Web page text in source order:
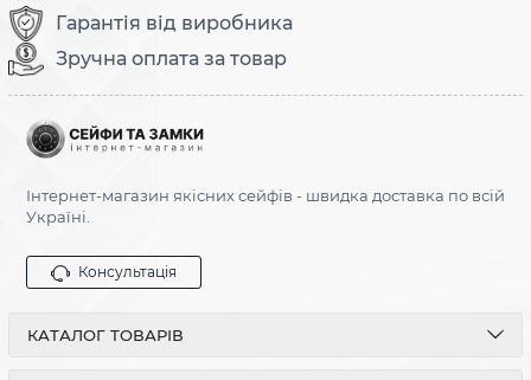
Гарантія від виробника
Зручна оплата за товар
Інтернет-магазин якісних сейфів - швидка доставка по всій
Україні.
Консультація
КАТАЛОГ ТОВАРІВ